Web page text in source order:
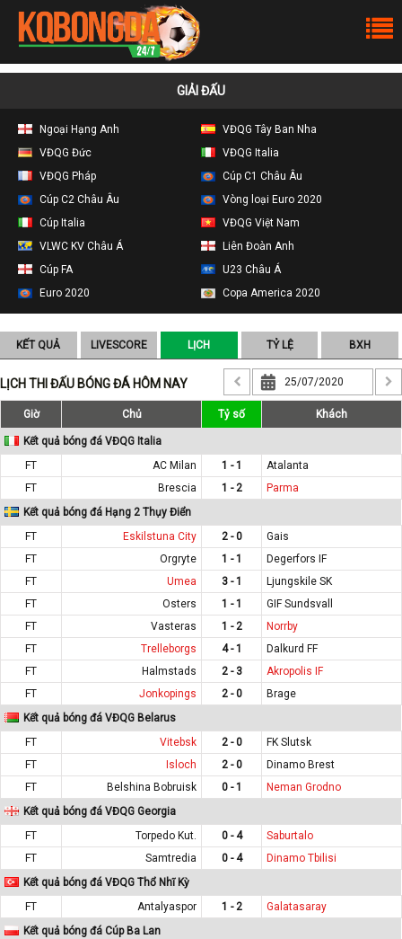
GIẢI ĐẤU
Ngoại Hạng Anh
VĐQG Tây Ban Nha
VĐQG Đức
VĐQG Italia
VĐQG Pháp
Cúp C1 Châu Âu
Cúp C2 Châu Âu
Vòng loại Euro 2020
Cúp Italia
VĐQG Việt Nam
VLWC KV Châu Á
Liên Đoàn Anh
Cúp FA
U23 Châu Á
Euro 2020
Copa America 2020
KẾT QUẢ LIVESCORE LỊCH TỶ LỆ BXH
LỊCH THI ĐẤU BÓNG ĐÁ HÔM NAY
Giờ Chủ Tỷ số Khách
Kết quả bóng đá VĐQG Italia
FT
AC Milan 1 - 1
Atalanta
FT
Brescia 1 - 2
Parma
Kết quả bóng đá Hạng 2 Thụy Điển
FT
Eskilstuna City 2 - 0
Gais
FT
Orgryte 1 - 1
Degerfors IF
FT
Umea 3 - 1
Ljungskile SK
FT
Osters 1 - 1
GIF Sundsvall
FT
Vasteras 1 - 2
Norrby
FT
Trelleborgs 4 - 1
Dalkurd FF
FT
Halmstads 2 - 3
Akropolis IF
FT
Jonkopings 2 - 0
Brage
Kết quả bóng đá VĐQG Belarus
FT
Vitebsk 2 - 0
FK Slutsk
FT
Isloch 2 - 0
Dinamo Brest
FT
Belshina Bobruisk 0 - 1
Neman Grodno
Kết quả bóng đá VĐQG Georgia
FT
Torpedo Kut. 0 - 4
Saburtalo
FT
Samtredia 0 - 4
Dinamo Tbilisi
Kết quả bóng đá VĐQG Thổ Nhĩ Kỳ
FT
Antalyaspor 1 - 2
Galatasaray
Kết quả bóng đá Cúp Ba Lan